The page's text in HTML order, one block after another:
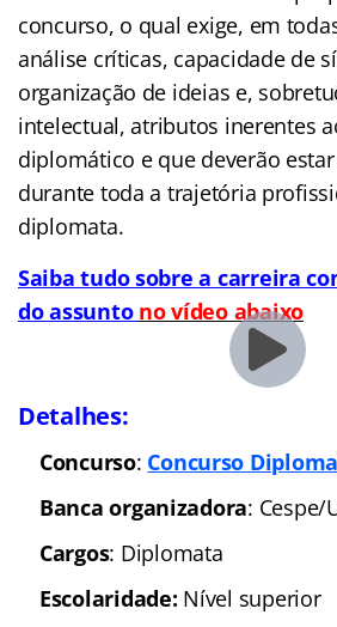
concurso, o qual exige, em
análise críticas, capacidade de
organização de ideias e,
intelectual, atributos inerentes
diplomático e que deverão
durante toda a trajetória
diplomata.
Saiba tudo sobre a carreira
do assunto no vídeo abaixo
Detalhes:
Concurso: Concurso
Banca organizadora: Cespe/
Cargos: Diplomata
Escolaridade: Nível superior